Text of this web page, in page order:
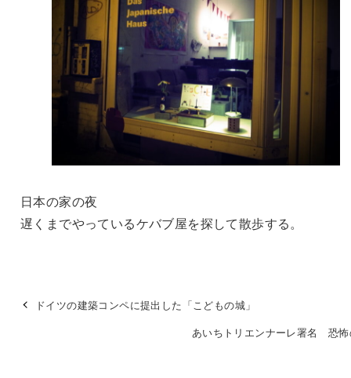
日本の家の夜
遅くまでやっているケバブ屋を探して散歩する。
ドイツの建築コンペに提出した「こどもの城」
あいちトリエンナーレ署名 恐怖